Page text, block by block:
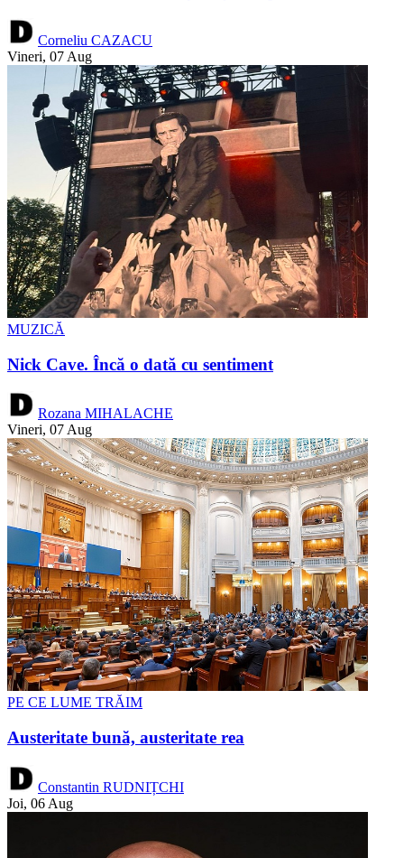
Corneliu CAZACU
Vineri, 07 Aug
MUZICĂ
Nick Cave. Încă o dată cu sentiment
Rozana MIHALACHE
Vineri, 07 Aug
PE CE LUME TRĂIM
Austeritate bună, austeritate rea
Constantin RUDNIȚCHI
Joi, 06 Aug